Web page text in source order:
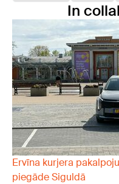
In
Ervīna kurjera
piegāde Siguldā